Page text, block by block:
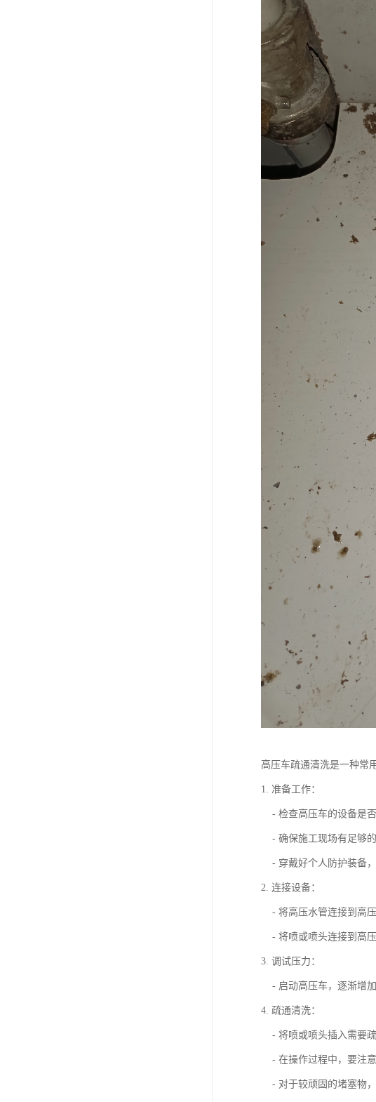
高压车疏通清洗是一种常
1. 准备工作：
- 检查高压车的设备是否
- 确保施工现场有足够的
- 穿戴好个人防护装备，
2. 连接设备：
- 将高压水管连接到高压
- 将喷或喷头连接到高压
3. 调试压力：
- 启动高压车，逐渐增加
4. 疏通清洗：
- 将喷或喷头插入需要疏
- 在操作过程中，要注意
- 对于较顽固的堵塞物，